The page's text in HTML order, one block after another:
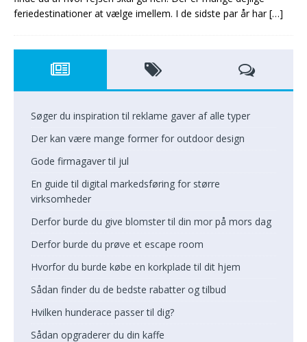
feriedestinationer at vælge imellem. I de sidste par år har[…]
Søger du inspiration til reklame gaver af alle typer
Der kan være mange former for outdoor design
Gode firmagaver til jul
En guide til digital markedsføring for større
virksomheder
Derfor burde du give blomster til din mor på mors dag
Derfor burde du prøve et escape room
Hvorfor du burde købe en korkplade til dit hjem
Sådan finder du de bedste rabatter og tilbud
Hvilken hunderace passer til dig?
Sådan opgraderer du din kaffe